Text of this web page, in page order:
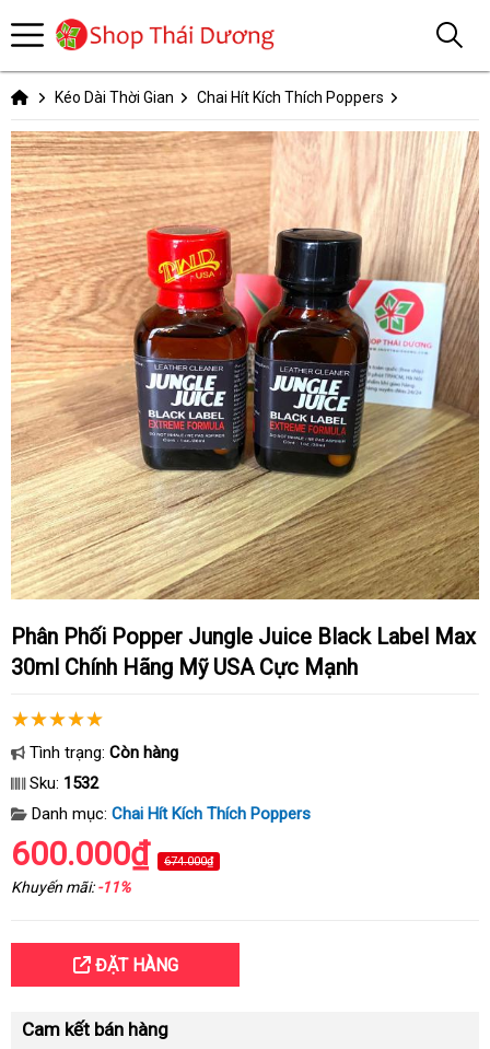
Kéo Dài Thời Gian Chai Hít Kích Thích Poppers
Phân Phối Popper Jungle Juice Black Label Max
30ml Chính Hãng Mỹ USA Cực Mạnh
Tình trạng: Còn hàng
Sku: 1532
Danh mục: Chai Hít Kích Thích Poppers
600.000₫ 674.000₫
Khuyến mãi:-11%
ĐẶT HÀNG
Cam kết bán hàng